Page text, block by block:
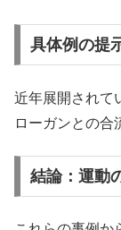
具体例の提
近年展開されて
ローガンとの合
結論：運動